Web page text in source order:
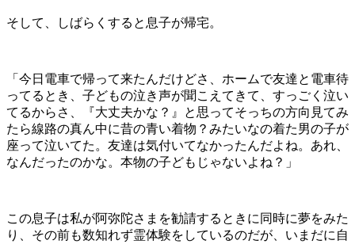
そして、しばらくすると息子が帰宅。
「今日電車で帰って来たんだけどさ、ホームで友達と電車待
ってるとき、子どもの泣き声が聞こえてきて、すっごく泣い
てるからさ、『大丈夫かな？』と思ってそっちの方向見てみ
たら線路の真ん中に昔の青い着物？みたいなの着た男の子が
座って泣いてた。友達は気付いてなかったんだよね。あれ、
なんだったのかな。本物の子どもじゃないよね？」
この息子は私が阿弥陀さまを勧請するときに同時に夢をみた
り、その前も数知れず霊体験をしているのだが、いまだに自